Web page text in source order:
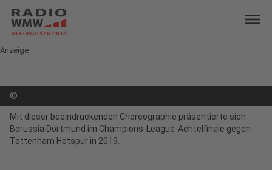
menu
Anzeige
©
Mit dieser beeindruckenden Choreographie präsentierte sich
Borussia Dortmund im Champions-League-Achtelfinale gegen
Tottenham Hotspur in 2019.